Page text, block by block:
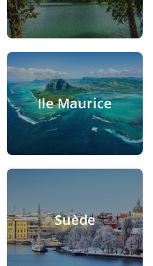
Ile Maurice
Suède